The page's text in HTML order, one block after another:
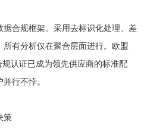
合规框架。采用去标识化处理、差
有分析仅在聚合层面进行。欧盟
认证已成为领先供应商的标准配
行不悖。
策